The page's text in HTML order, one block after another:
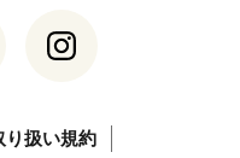
り扱い規約